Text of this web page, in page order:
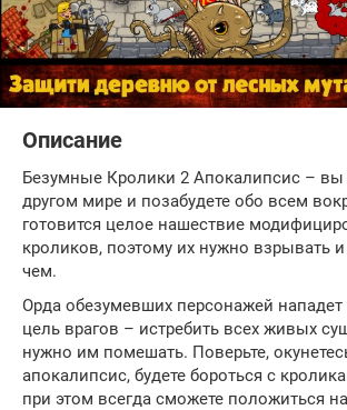
Описание
Безумные Кролики 2 Апокалипсис – вы
другом мире и позабудете обо всем
готовится целое нашествие
кроликов, поэтому их нужно взрывать
чем.
Орда обезумевших персонажей
цель врагов – истребить всех живых
нужно им помешать. Поверьте,
апокалипсис, будете бороться с
при этом всегда сможете положиться